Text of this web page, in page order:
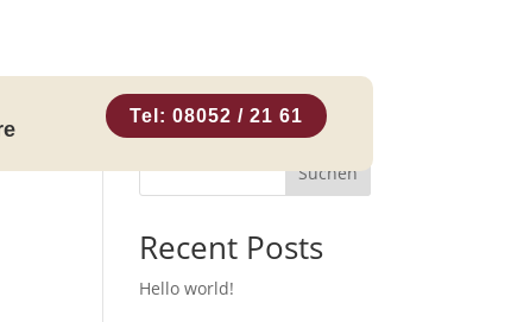
Tel: 08052 / 21 61
Suchen
Recent Posts
Hello world!